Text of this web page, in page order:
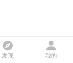
发现 我的